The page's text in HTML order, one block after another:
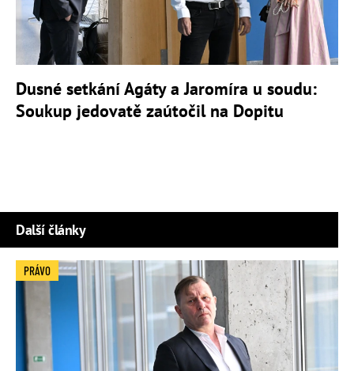
Dusné setkání Agáty a Jaromíra u soudu:
Soukup jedovatě zaútočil na Dopitu
Další články
PRÁVO